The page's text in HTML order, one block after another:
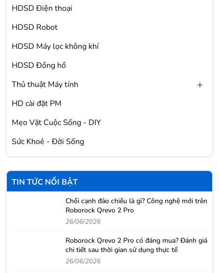
HDSD Điện thoại
HDSD Robot
HDSD Máy lọc không khí
HDSD Đồng hồ
Thủ thuật Máy tính
HD cài đặt PM
Mẹo Vặt Cuộc Sống - DIY
Sức Khoẻ - Đời Sống
TIN TỨC NỔI BẬT
Chổi cạnh đảo chiều là gì? Công nghệ mới trên
Roborock Qrevo 2 Pro
26/06/2026
Roborock Qrevo 2 Pro có đáng mua? Đánh giá
chi tiết sau thời gian sử dụng thực tế
26/06/2026